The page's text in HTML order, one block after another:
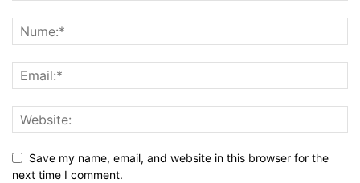
Save my name, email, and website in this browser for the
next time I comment.